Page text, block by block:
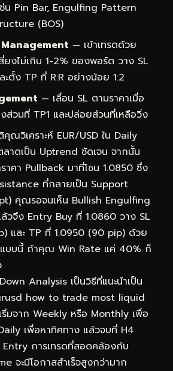
Pin Bar, Engulfing Pattern
(BOS)
— เข้าเทรดด้วย
ยงไม่เกิน 1-2% ของพอร์ต วาง SL
ะตั้ง TP ที่ R:R อย่างน้อย 1:2
— เลื่อน SL ตามราคาเมื่อ
ส่วนที่ TP1 และปล่อยส่วนที่เหลือวิ่ง
ณวิเคราะห์ EUR/USD ใน Daily
าดเป็น Uptrend ชัดเจน จากนั้น
าคา Pullback มาที่โซน 1.0850 ซึ่ง
ที่กลายเป็น Support
คุณรอจนเห็น Bullish Engulfing
วจึง Entry Buy ที่ 1.0860 วาง SL
และ TP ที่ 1.0950 (90 pip) ด้วย
แบบนี้ ถ้าคุณ Win Rate แค่ 40% ก็
Analysis เป็นวิธีที่แนะนำเป็น
how to trade most liquid
มจาก Weekly หรือ Monthly เพื่อ
เพื่อหาทิศทาง แล้วจบที่ H4
Entry การเทรดที่สอดคล้องกับ
จะมีโอกาสสำเร็จสูงกว่ามาก